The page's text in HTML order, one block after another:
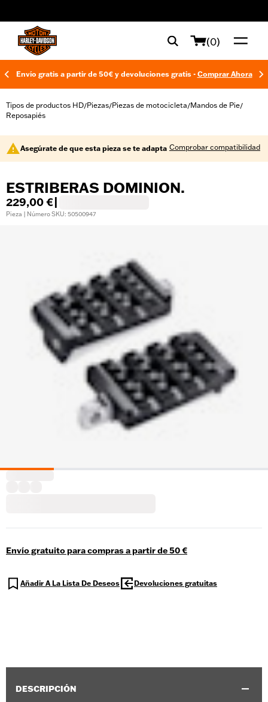
(0)
Envío gratis a partir de 50€ y devoluciones gratis - Comprar Ahora
Tipos de productos HD/Piezas/Piezas de motocicleta/Mandos de Pie/
Reposapiés
Asegúrate de que esta pieza se te adapta Comprobar compatibilidad
ESTRIBERAS DOMINION.
229,00 €
Pieza | Número SKU: 50500947
Envío gratuito para compras a partir de 50 €
Añadir A La Lista De Deseos Devoluciones gratuitas
DESCRIPCIÓN